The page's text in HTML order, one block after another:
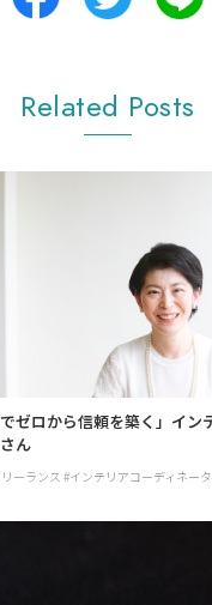
Related Posts
でゼロから信頼を築く」イン
ん
ーランス インテリアコーディネー